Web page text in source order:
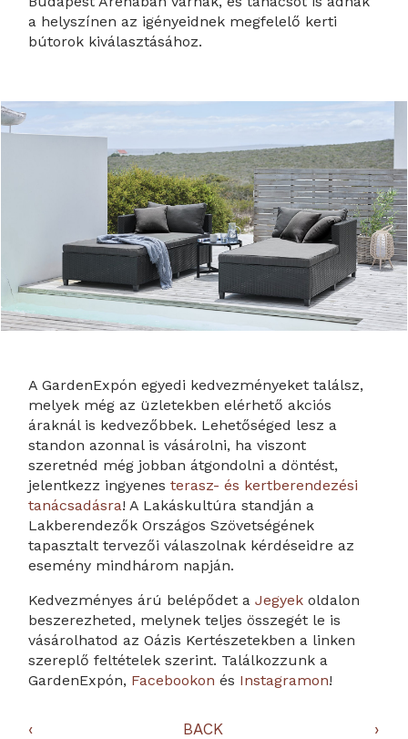
a helyszínen az igényeidnek megfelelő kerti
bútorok kiválasztásához.
A GardenExpón egyedi kedvezményeket találsz,
melyek még az üzletekben elérhető akciós
áraknál is kedvezőbbek. Lehetőséged lesz a
standon azonnal is vásárolni, ha viszont
szeretnéd még jobban átgondolni a döntést,
jelentkezz ingyenesterasz- és kertberendezési
tanácsadásra! A Lakáskultúra standján a
Lakberendezők Országos Szövetségének
tapasztalt tervezői válaszolnak kérdéseidre az
esemény mindhárom napján.
Kedvezményes árú belépődet aJegyek oldalon
beszerezheted, melynek teljes összegét le is
vásárolhatod az Oázis Kertészetekben a linken
szereplő feltételek szerint. Találkozzunk a
GardenExpón, Facebookon és Instagramon!
‹ BACK ›